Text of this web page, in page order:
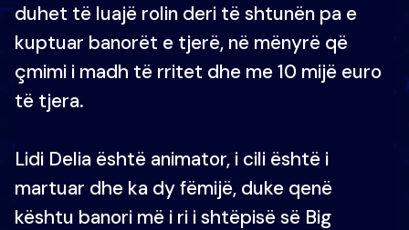
duhet të luajë rolin deri të shtunën pa e
kuptuar banorët e tjerë, në mënyrë që
çmimi i madh të rritet dhe me 10 mijë euro
të tjera.
Lidi Delia është animator, i cili është i
martuar dhe ka dy fëmijë, duke qenë
kështu banori më i ri i shtëpisë së Big